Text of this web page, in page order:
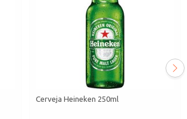
Cerveja Heineken 250ml